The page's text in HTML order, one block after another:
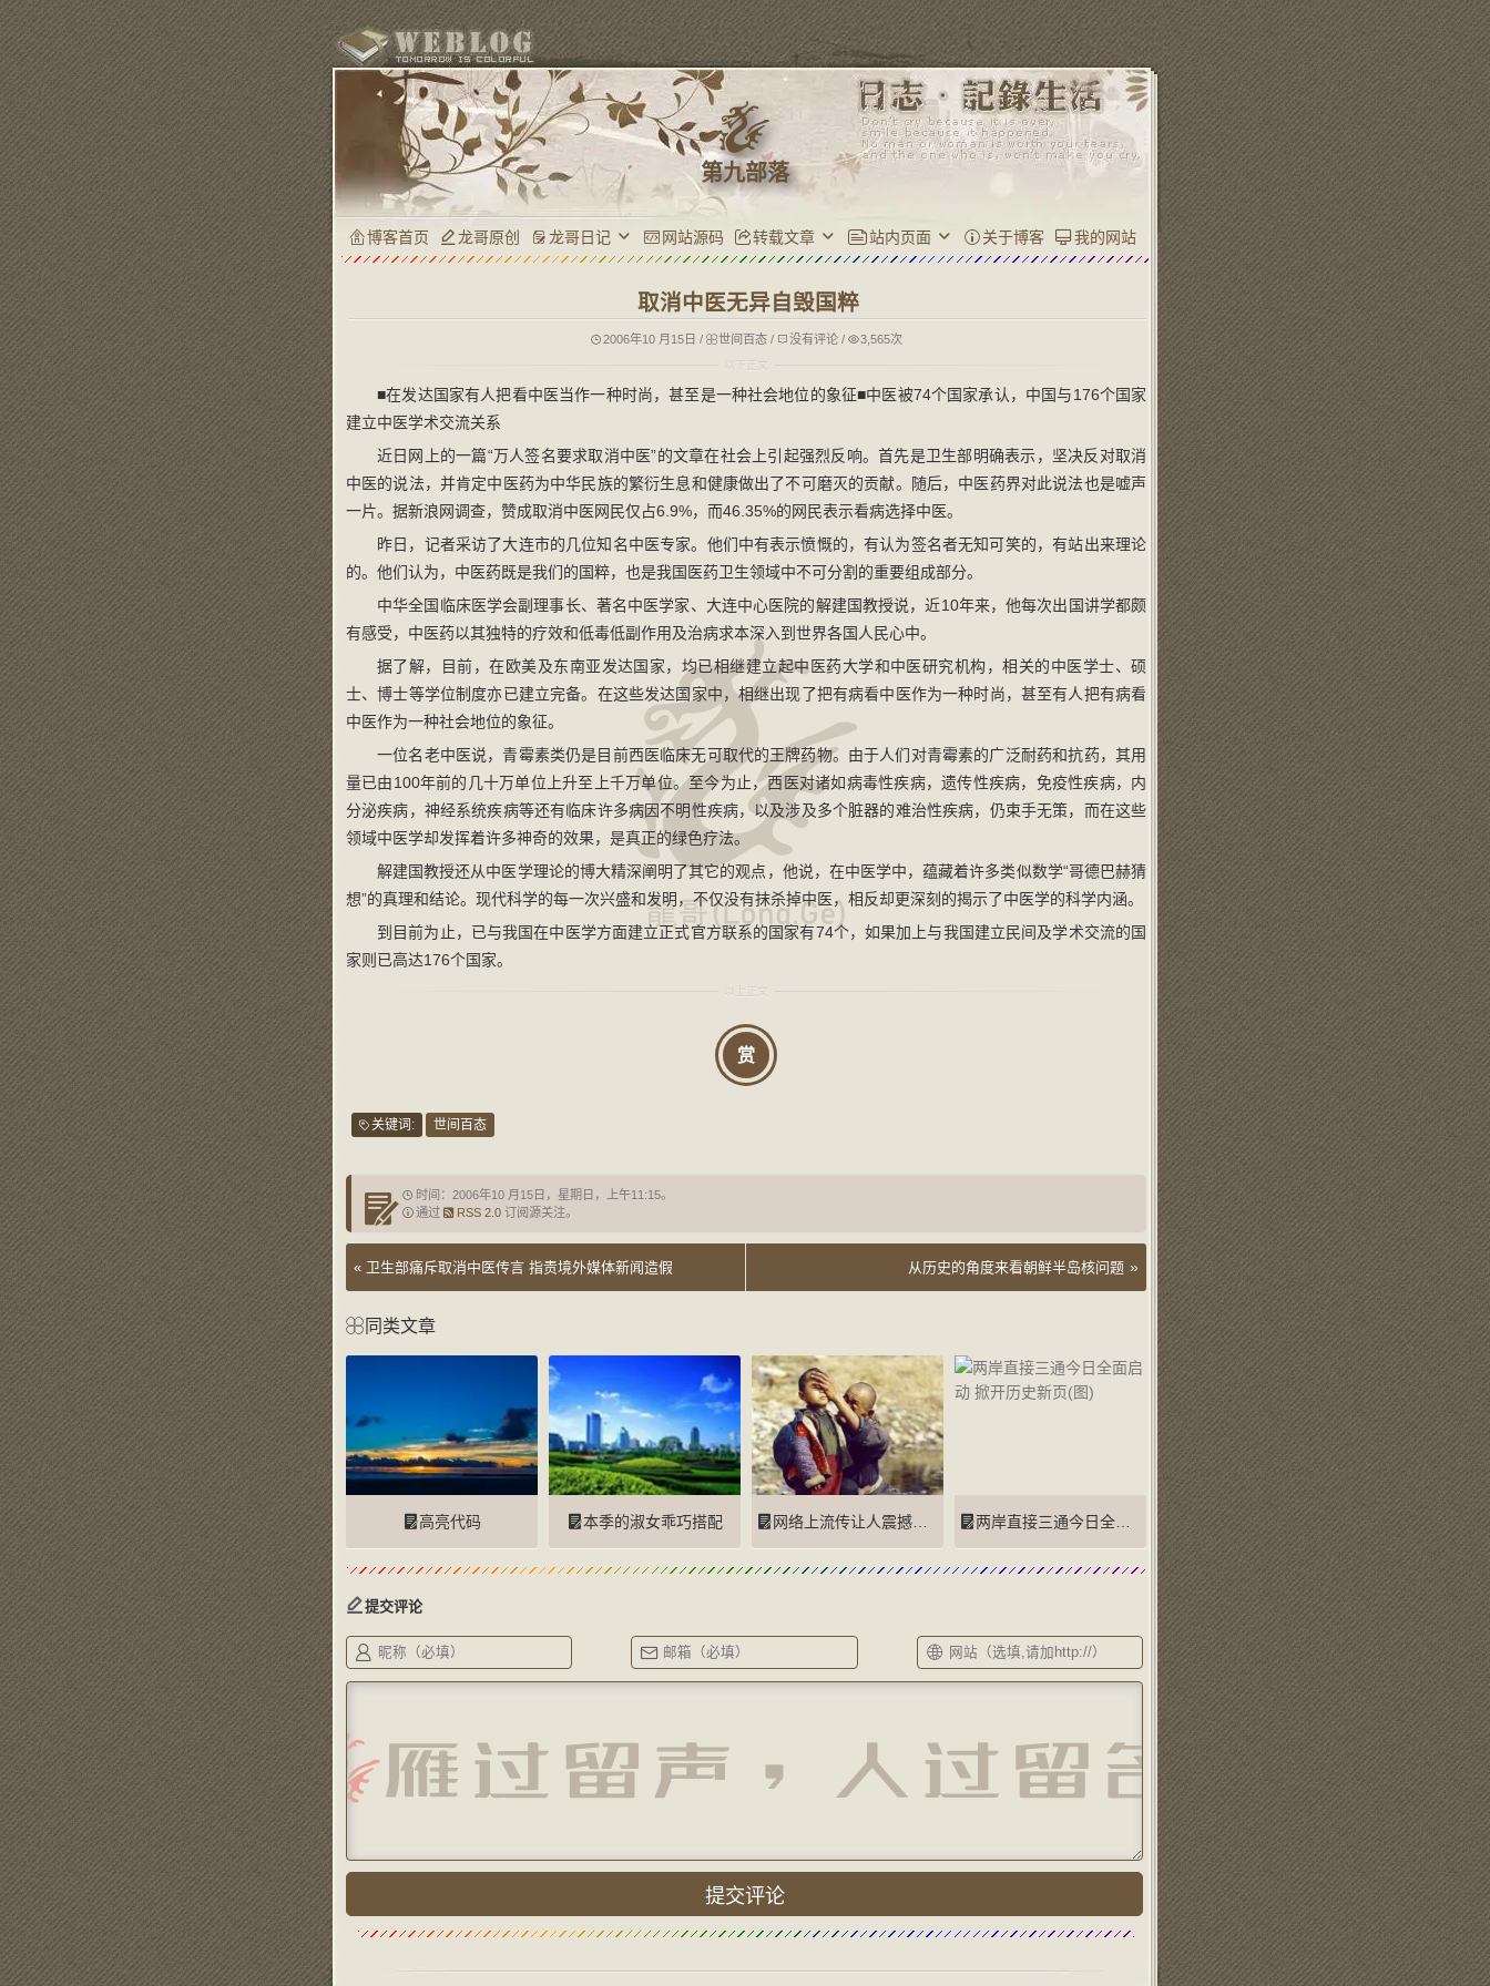
第九部落
博客首页 龙哥原创 龙哥日记 网站源码 转载文章 站内页面 关于博客 我的网站
取消中医无异自毁国粹
2006年10 月15日 / 世间百态/ 没有评论/ 3,565次
■在发达国家有人把看中医当作一种时尚，甚至是一种社会地位的象征■中医被74个国家承认，中国与176个国家
建立中医学术交流关系
近日网上的一篇“万人签名要求取消中医”的文章在社会上引起强烈反响。首先是卫生部明确表示，坚决反对取消
中医的说法，并肯定中医药为中华民族的繁衍生息和健康做出了不可磨灭的贡献。随后，中医药界对此说法也是嘘声
一片。据新浪网调查，赞成取消中医网民仅占6.9%，而46.35%的网民表示看病选择中医。
昨日，记者采访了大连市的几位知名中医专家。他们中有表示愤慨的，有认为签名者无知可笑的，有站出来理论
的。他们认为，中医药既是我们的国粹，也是我国医药卫生领域中不可分割的重要组成部分。
中华全国临床医学会副理事长、著名中医学家、大连中心医院的解建国教授说，近10年来，他每次出国讲学都颇
有感受，中医药以其独特的疗效和低毒低副作用及治病求本深入到世界各国人民心中。
据了解，目前，在欧美及东南亚发达国家，均已相继建立起中医药大学和中医研究机构，相关的中医学士、硕
士、博士等学位制度亦已建立完备。在这些发达国家中，相继出现了把有病看中医作为一种时尚，甚至有人把有病看
中医作为一种社会地位的象征。
一位名老中医说，青霉素类仍是目前西医临床无可取代的王牌药物。由于人们对青霉素的广泛耐药和抗药，其用
量已由100年前的几十万单位上升至上千万单位。至今为止，西医对诸如病毒性疾病，遗传性疾病，免疫性疾病，内
分泌疾病，神经系统疾病等还有临床许多病因不明性疾病，以及涉及多个脏器的难治性疾病，仍束手无策，而在这些
领域中医学却发挥着许多神奇的效果，是真正的绿色疗法。
解建国教授还从中医学理论的博大精深阐明了其它的观点，他说，在中医学中，蕴藏着许多类似数学“哥德巴赫猜
想”的真理和结论。现代科学的每一次兴盛和发明，不仅没有抹杀掉中医，相反却更深刻的揭示了中医学的科学内涵。
到目前为止，已与我国在中医学方面建立正式官方联系的国家有74个，如果加上与我国建立民间及学术交流的国
家则已高达176个国家。
赏
关键词: 世间百态
时间：2006年10 月15日，星期日，上午11:15。
通过
RSS 2.0 订阅源关注。
« 卫生部痛斥取消中医传言 指责境外媒体新闻造假 从历史的角度来看朝鲜半岛核问题 »
提交评论
同类文章
高亮代码 本季的淑女乖巧搭配 网络上流传让人震撼的图片 两岸直接三通今日全面启动 掀开历史新页(图)